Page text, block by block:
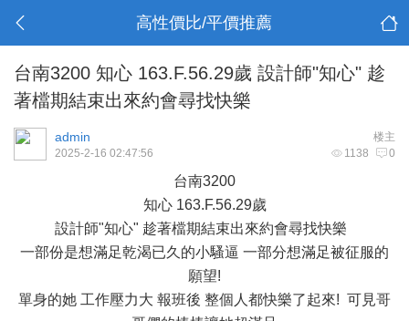
高性價比/平價推薦
台南3200 知心 163.F.56.29歲 設計師"知心" 趁
著檔期結束出來約會尋找快樂
楼主
admin
1138 0
2025-2-16 02:47:56
台南3200
知心 163.F.56.29歲
設計師"知心" 趁著檔期結束出來約會尋找快樂
一部份是想滿足乾渴已久的小騷逼 一部分想滿足被征服的
願望!
單身的她 工作壓力大 報班後 整個人都快樂了起來! 可見哥